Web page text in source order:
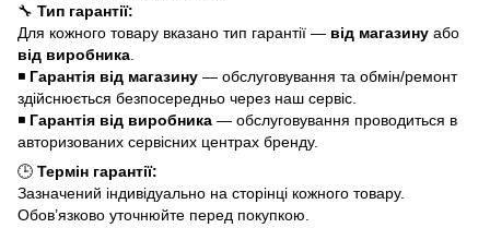
🔧 Тип гарантії:
Для кожного товару вказано тип гарантії — від магазину або
від виробника
◾ Гарантія від магазину — обслуговування та обмін/ремонт
здійснюється безпосередньо через наш сервіс.
◾ Гарантія від виробника — обслуговування проводиться в
авторизованих сервісних центрах бренду.
🕒 Термін гарантії:
Зазначений індивідуально на сторінці кожного товару.
Обов’язково уточнюйте перед покупкою.